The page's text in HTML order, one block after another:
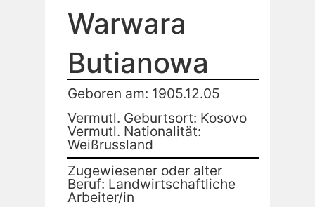
Warwara
Butianowa
Geboren am: 1905.12.05
Vermutl. Geburtsort: Kosovo
Vermutl. Nationalität:
Weißrussland
Zugewiesener oder alter
Beruf: Landwirtschaftliche
Arbeiter/in